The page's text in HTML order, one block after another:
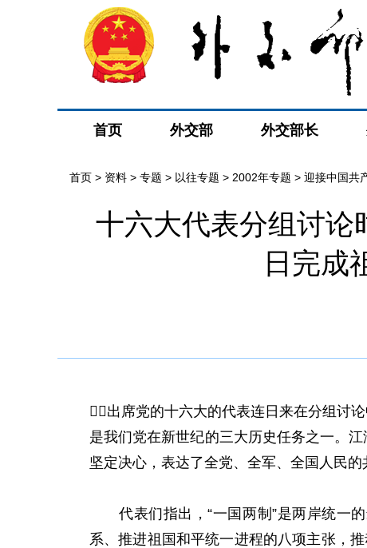
首页 外交部 外交部长
首页 > 资料 > 专题 > 以往专题 > 2002年专题 > 迎接中国共
十六大代表分组讨论
日完成
出席党的十六大的代表连日来在分组讨
是我们党在新世纪的三大历史任务之一。
坚定决心，表达了全党、全军、全国人民的
代表们指出，“一国两制”是两岸统一的
系、推进祖国和平统一进程的八项主张，